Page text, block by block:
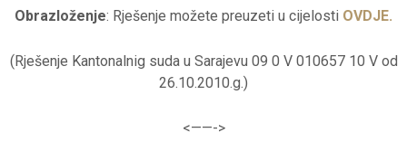
Obrazloženje: Rješenje možete preuzeti u cijelosti OVDJE.
(Rješenje Kantonalnig suda u Sarajevu 09 0 V 010657 10 V od
26.10.2010.g.)
<——->